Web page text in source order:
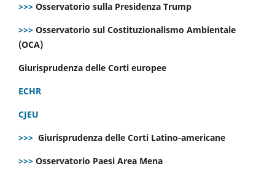
>>> Osservatorio sulla Presidenza Trump
>>> Osservatorio sul Costituzionalismo Ambientale
(OCA)
Giurisprudenza delle Corti europee
ECHR
CJEU
>>> Giurisprudenza delle Corti Latino-americane
>>> Osservatorio Paesi Area Mena